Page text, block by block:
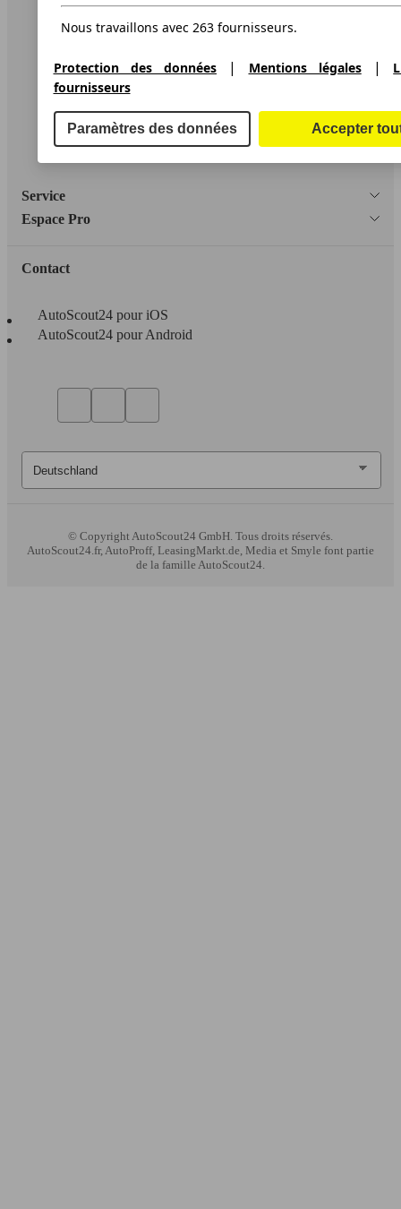
A propos d'AutoScout24
Conditions d'utilisation
Informations légales
Protection des données
Service
Espace Pro
Contact
AutoScout24 pour iOS
AutoScout24 pour Android
© CopyrightAutoScout24 GmbH. Tous droits réservés.
AutoScout24.fr, AutoProff, LeasingMarkt.de, Media et Smyle font partie
de la famille AutoScout24.
Nous travaillons avec 263 fournisseurs.
Protection des données | Mentions légales|
fournisseurs
Paramètres des données Accepter